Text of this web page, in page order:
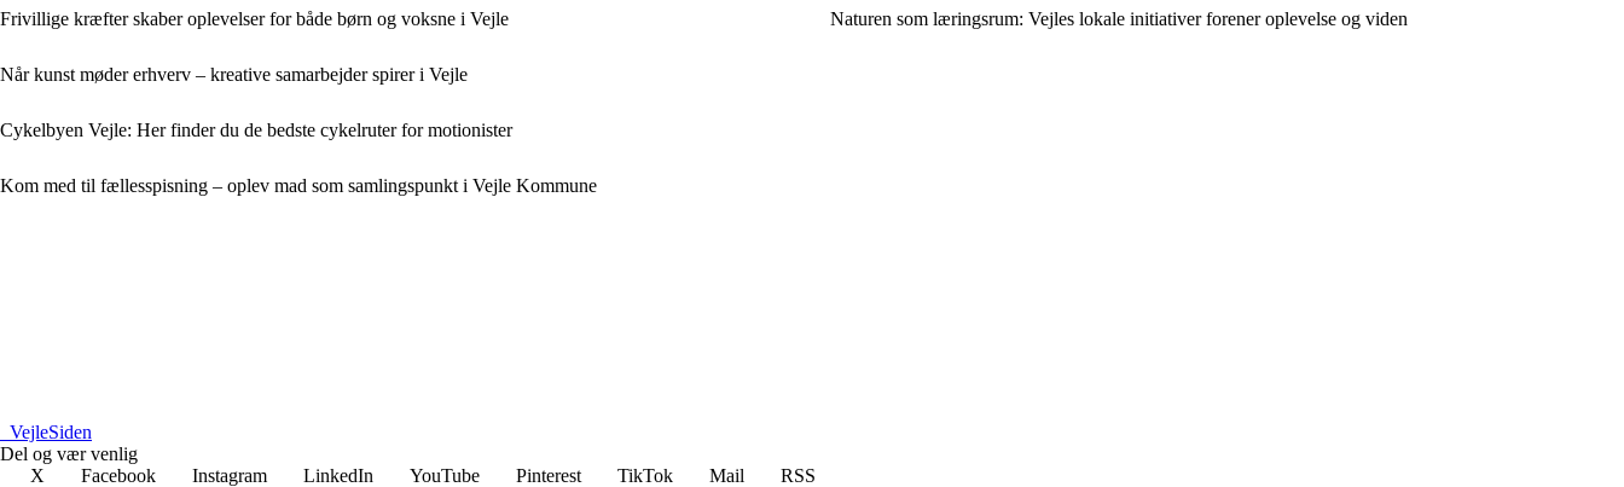
Frivillige kræfter skaber oplevelser for både børn og voksne i Vejle
Når kunst møder erhverv – kreative samarbejder spirer i Vejle
Cykelbyen Vejle: Her finder du de bedste cykelruter for motionister
Kom med til fællesspisning – oplev mad som samlingspunkt i Vejle Kommune
Naturen som læringsrum: Vejles lokale initiativer forener oplevelse og viden
VejleSiden
Del og vær venlig
X
Facebook Instagram LinkedIn YouTube Pinterest TikTok Mail
RSS